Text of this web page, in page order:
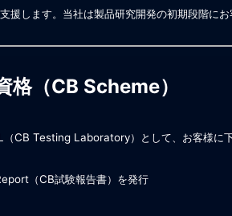
援します。 当社は製品研究開発の初期段階に
格（CB Scheme）
（CB Testing Laboratory）として、お客様に
（CB試験報告書）を発行